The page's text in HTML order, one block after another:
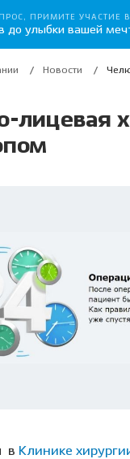
Новости
лицевая
в Клинике
ПРИМИТЕ УЧАСТИЕ
до улыбки вашей